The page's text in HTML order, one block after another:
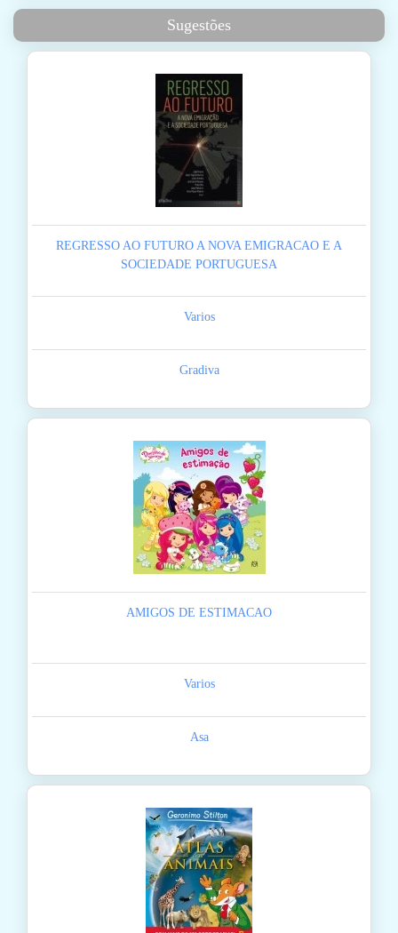
Sugestões
REGRESSO AO FUTURO A NOVA EMIGRACAO E A
SOCIEDADE PORTUGUESA
Varios
Gradiva
AMIGOS DE ESTIMACAO
Varios
Asa